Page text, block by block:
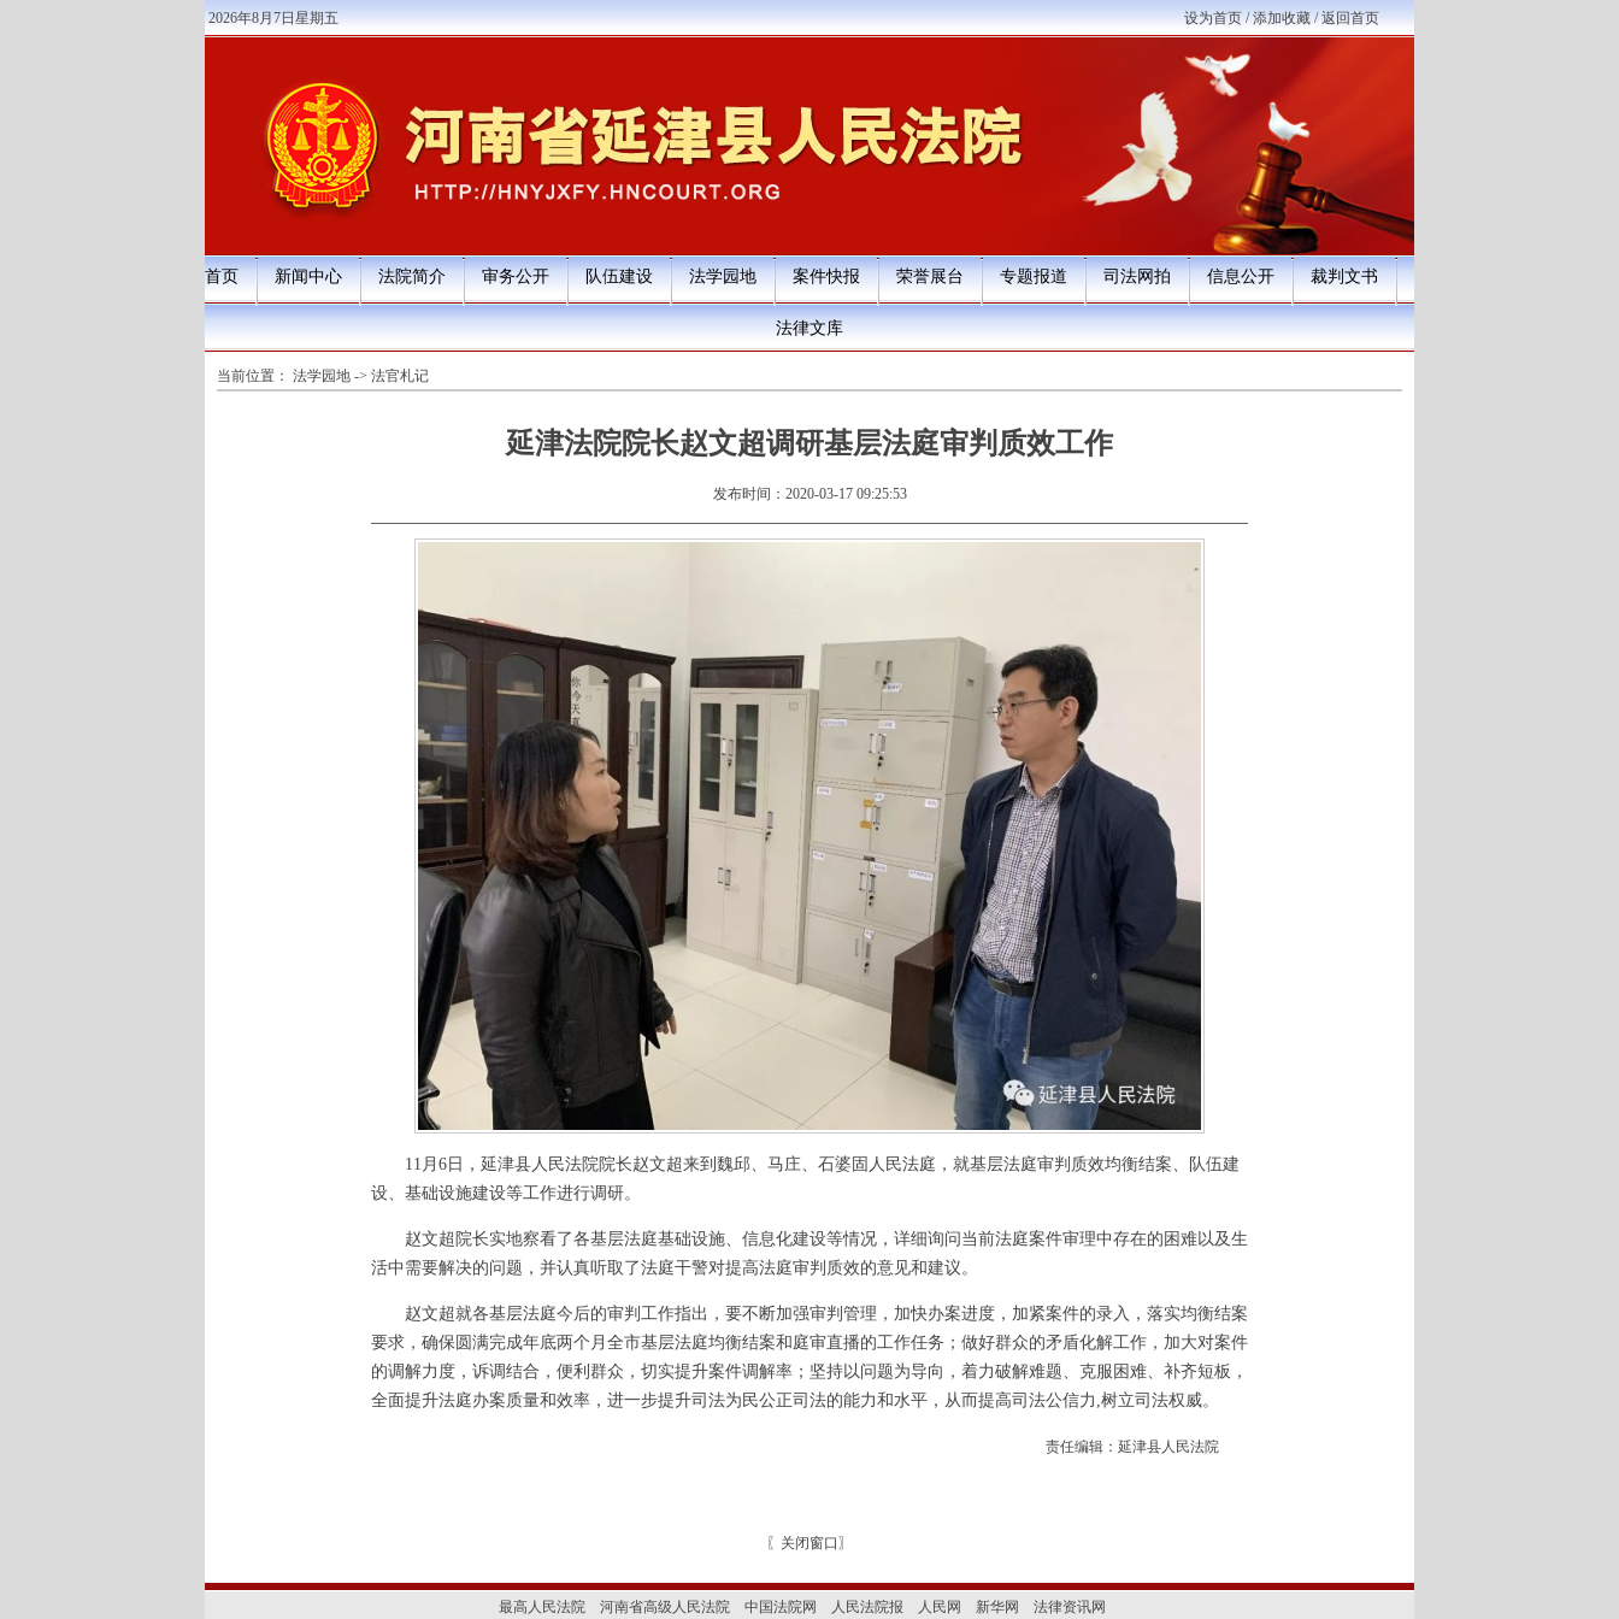
2026年8月7日星期五 设为首页/添加收藏/返回首页
首页 新闻中心 法院简介 审务公开 队伍建设 法学园地 案件快报 荣誉展台 专题报道 司法网拍 信息公开 裁判文书
法律文库
当前位置： 法学园地 -> 法官札记
延津法院院长赵文超调研基层法庭审判质效工作
发布时间：2020-03-17 09:25:53
11月6日，延津县人民法院院长赵文超来到魏邱、马庄、石婆固人民法庭，就基层法庭审判质效均衡结案、队伍建
设、基础设施建设等工作进行调研。
赵文超院长实地察看了各基层法庭基础设施、信息化建设等情况，详细询问当前法庭案件审理中存在的困难以及生
活中需要解决的问题，并认真听取了法庭干警对提高法庭审判质效的意见和建议。
赵文超就各基层法庭今后的审判工作指出，要不断加强审判管理，加快办案进度，加紧案件的录入，落实均衡结案
要求，确保圆满完成年底两个月全市基层法庭均衡结案和庭审直播的工作任务；做好群众的矛盾化解工作，加大对案件
的调解力度，诉调结合，便利群众，切实提升案件调解率；坚持以问题为导向，着力破解难题、克服困难、补齐短板，
全面提升法庭办案质量和效率，进一步提升司法为民公正司法的能力和水平，从而提高司法公信力,树立司法权威。
责任编辑：延津县人民法院
〖 关闭窗口 〗
最高人民法院 河南省高级人民法院 中国法院网 人民法院报 人民网 新华网 法律资讯网